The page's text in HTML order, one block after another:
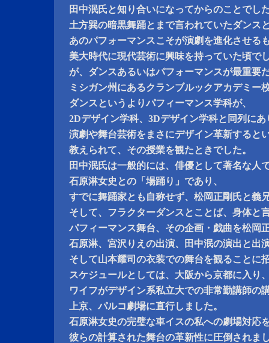
田中泯氏と知り合いになってからのことでし
土方巽の暗黒舞踊とまで言われていたダンス
あのパフォーマンスこそが演劇を進化させる
美大時代に現代芸術に興味を持っていた頃で
が、ダンスあるいはパフォーマンスが最重要
ミシガン州にあるクランブルックアカデミー
ダンスというよりパフィーマンス学科が、
2Dデザイン学科、3Dデザイン学科と同列にあ
演劇や舞台芸術をまさにデザイン革新すると
教えられて、その授業を観たときでした。
田中泯氏は一般的には、俳優として著名な人
石原淋女史との「場踊り」であり、
すでに舞踊家とも自称せず、松岡正剛氏と義
そして、フラクターダンスとことば、身体と
パフィーマンス舞台、その企画・戯曲を松岡
石原淋、宮沢りえの出演、田中泯の演出と出
そして山本耀司の衣装での舞台を観ることに
スケジュールとしては、大阪から京都に入り
ワイフがデザイン系私立大での非常勤講師の
上京、パルコ劇場に直行しました。
石原淋女史の完璧な車イスの私への劇場対応
彼らの計算された舞台の革新性に圧倒されま